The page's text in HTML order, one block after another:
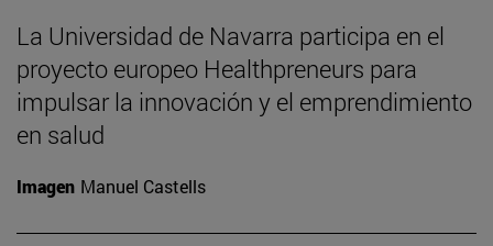
La Universidad de Navarra participa en el
proyecto europeo Healthpreneurs para
impulsar la innovación y el emprendimiento
en salud
Imagen Manuel Castells